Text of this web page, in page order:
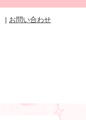
お問い合わせ